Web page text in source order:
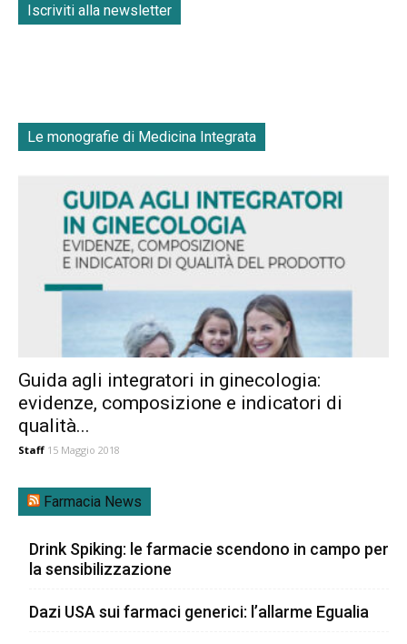
Iscriviti alla newsletter
Le monografie di Medicina Integrata
Guida agli integratori in ginecologia:
evidenze, composizione e indicatori di
qualità...
Staff 15 Maggio 2018
Farmacia News
Drink Spiking: le farmacie scendono in campo per
la sensibilizzazione
Dazi USA sui farmaci generici: l’allarme Egualia